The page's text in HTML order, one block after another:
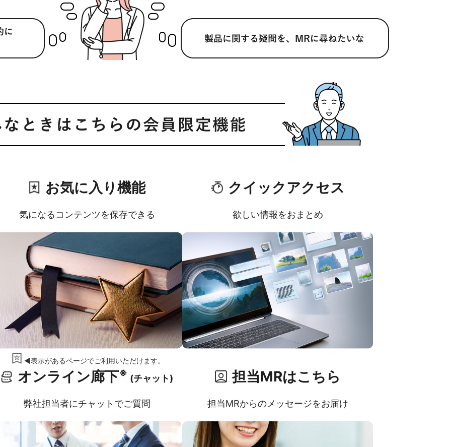
お気に入り機能
気になるコンテンツを保存できる
◀表示があるページでご利用いただけます。
クイックアクセス
欲しい情報をおまとめ
オンライン廊下※ (チャット)
弊社担当者にチャットでご質問
担当MRはこちら
担当MRからのメッセージをお届け